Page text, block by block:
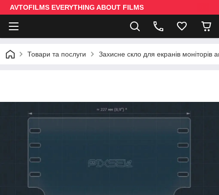
AVTOFILMS EVERYTHING ABOUT FILMS
Товари та послуги Захисне скло для екранів моніторів